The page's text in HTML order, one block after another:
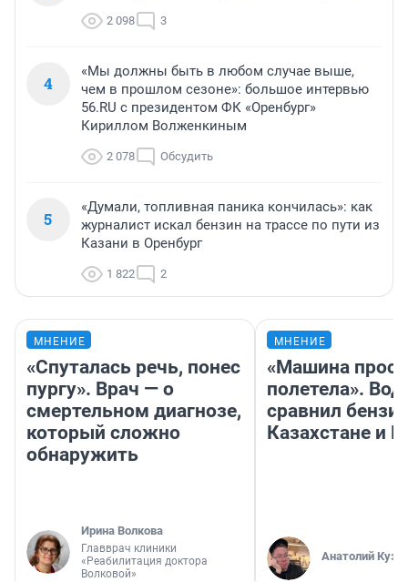
2 098 3
4
«Мы должны быть в любом случае выше,
чем в прошлом сезоне»: большое интервью
56.RU с президентом ФК «Оренбург»
Кириллом Волженкиным
2 078 Обсудить
5
«Думали, топливная паника кончилась»: как
журналист искал бензин на трассе по пути из
Казани в Оренбург
1 822 2
МНЕНИЕ
«Спуталась речь, понес
пургу». Врач — о
смертельном диагнозе,
который сложно
обнаружить
Ирина Волкова
Главврач клиники
«Реабилитация доктора
Волковой»
МНЕНИЕ
«Машина
полетела».
сравнил
Казахстане и
Анатолий